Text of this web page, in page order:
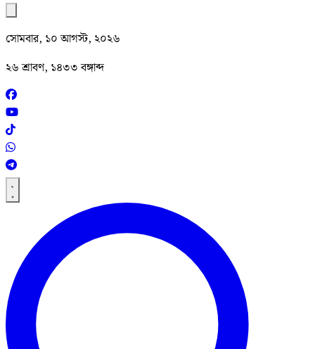
সোমবার, ১০ আগস্ট, ২০২৬
২৬ শ্রাবণ, ১৪৩৩ বঙ্গাব্দ